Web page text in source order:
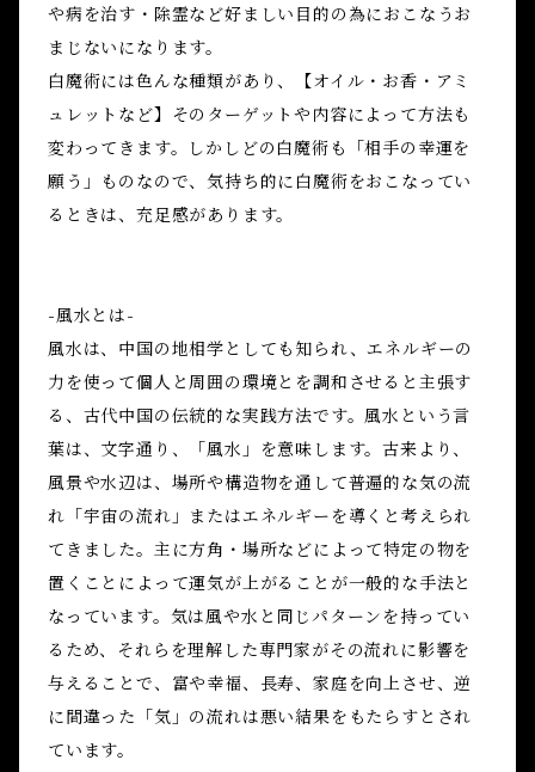
や病を治す・除霊など好ましい目的の為におこなうお
まじないになります。
白魔術には色んな種類があり、【オイル・お香・アミ
ュレットなど】そのターゲットや内容によって方法も
変わってきます。しかしどの白魔術も「相手の幸運を
願う」ものなので、気持ち的に白魔術をおこなってい
るときは、充足感があります。
-風水とは-
風水は、中国の地相学としても知られ、エネルギーの
力を使って個人と周囲の環境とを調和させると主張す
る、古代中国の伝統的な実践方法です。風水という言
葉は、文字通り、「風水」を意味します。古来より、
風景や水辺は、場所や構造物を通して普遍的な気の流
れ「宇宙の流れ」またはエネルギーを導くと考えられ
てきました。主に方角・場所などによって特定の物を
置くことによって運気が上がることが一般的な手法と
なっています。気は風や水と同じパターンを持ってい
るため、それらを理解した専門家がその流れに影響を
与えることで、富や幸福、長寿、家庭を向上させ、逆
に間違った「気」の流れは悪い結果をもたらすとされ
ています。